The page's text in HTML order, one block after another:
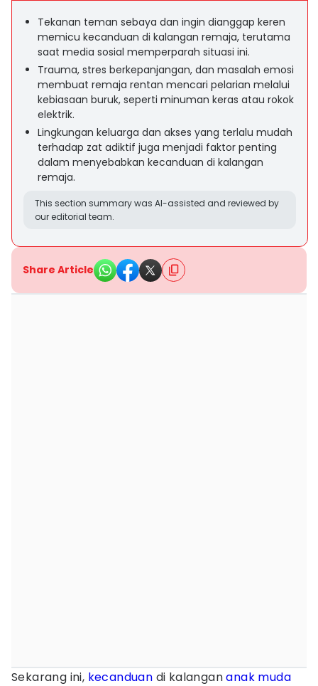
Tekanan teman sebaya dan ingin dianggap keren
memicu kecanduan di kalangan remaja, terutama
saat media sosial memperparah situasi ini.
Trauma, stres berkepanjangan, dan masalah emosi
membuat remaja rentan mencari pelarian melalui
kebiasaan buruk, seperti minuman keras atau rokok
elektrik.
Lingkungan keluarga dan akses yang terlalu mudah
terhadap zat adiktif juga menjadi faktor penting
dalam menyebabkan kecanduan di kalangan
remaja.
This section summary was AI-assisted and reviewed by
our editorial team.
Share Article
Sekarang ini, kecanduan di kalangananak muda